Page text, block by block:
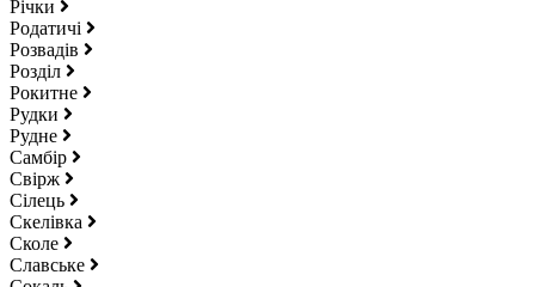
Річки
Родатичі
Розвадів
Розділ
Рокитне
Рудки
Рудне
Самбір
Свірж
Сілець
Скелівка
Сколе
Славське